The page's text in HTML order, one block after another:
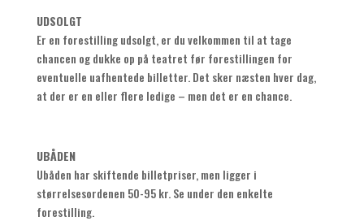
UDSOLGT
Er en forestilling udsolgt, er du velkommen til at tage
chancen og dukke op på teatret før forestillingen for
eventuelle uafhentede billetter. Det sker næsten hver dag,
at der er en eller flere ledige – men det er en chance.
UBÅDEN
Ubåden har skiftende billetpriser, men ligger i
størrelsesordenen 50-95 kr. Se under den enkelte
forestilling.